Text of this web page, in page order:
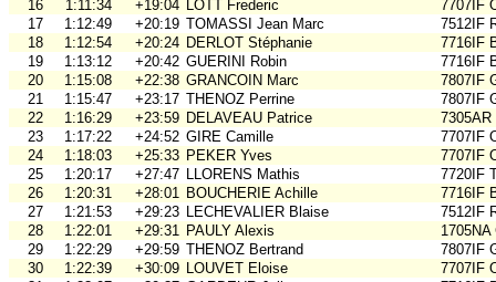
16
1:11:34 +19:04 LOTT Frederic
7707IF
17
1:12:49 +20:19 TOMASSI Jean Marc
7512IF
18
1:12:54 +20:24 DERLOT Stéphanie
7716IF
19
1:13:12 +20:42 GUERINI Robin
7716IF
20
1:15:08 +22:38 GRANCOIN Marc
7807IF
21
1:15:47 +23:17 THENOZ Perrine
7807IF
22
1:16:29 +23:59 DELAVEAU Patrice
7305AR
23
1:17:22 +24:52 GIRE Camille
7707IF
24
1:18:03 +25:33 PEKER Yves
7707IF
25
1:20:17 +27:47 LLORENS Mathis
7720IF
26
1:20:31 +28:01 BOUCHERIE Achille
7716IF
27
1:21:53 +29:23 LECHEVALIER Blaise
7512IF
28
1:22:01 +29:31 PAULY Alexis
1705NA
29
1:22:29 +29:59 THENOZ Bertrand
7807IF
30
1:22:39 +30:09 LOUVET Eloise
7707IF